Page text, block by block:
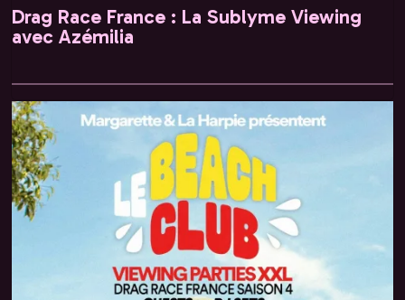
Drag Race France : La Sublyme Viewing
avec Azémilia